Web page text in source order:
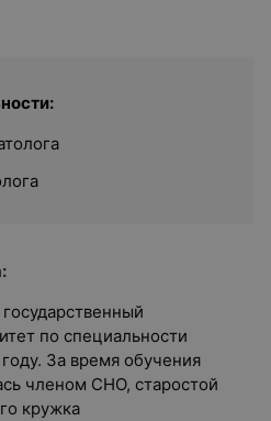
по специальности
За время обучения
членом СНО, старостой
кружка